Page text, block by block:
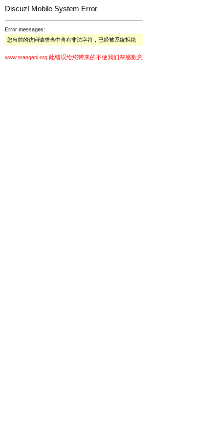
Discuz! Mobile System Error
Error messages:
您当前的访问请求当中含有非法字符，已经被系统拒绝
www.orangepi.org 此错误给您带来的不便我们深感歉意